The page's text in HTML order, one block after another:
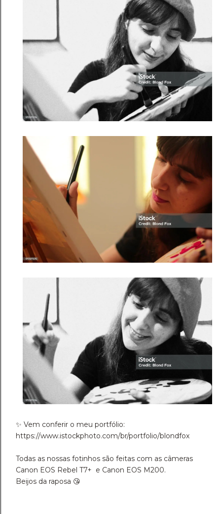
✨️ Vem conferir o meu portfólio:
https://www.istockphoto.com/br/portfolio/blondfox
Todas as nossas fotinhos são feitas com as câmeras
Canon EOS Rebel T7+ e Canon EOS M200.
Beijos da raposa 😘